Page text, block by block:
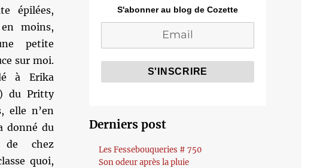
épilées,
moins,
petite
sur moi.
à Erika
du Pritty
elle n’en
donné du
de chez
quoi,
S'abonner au blog de Cozette
Derniers post
Les Fessebouqueries # 750
Son odeur après la pluie